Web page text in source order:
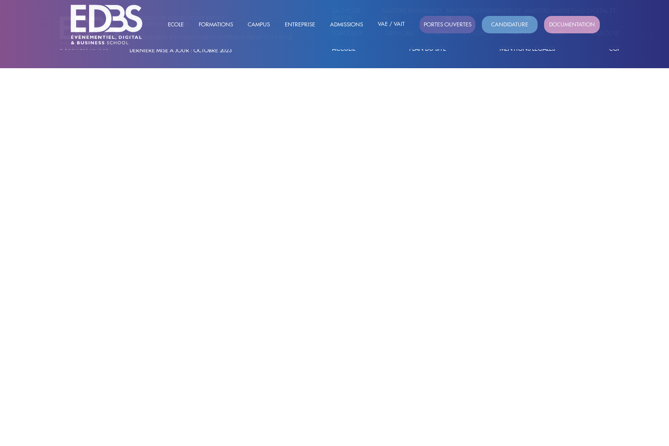
ECOLE FORMATIONS CAMPUS ENTREPRISE ADMISSIONS VAE / VAIT PORTES OUVERTES CANDIDATURE DOCUMENTATION
COPYRIGHT © 2026 EDUCTIVE GROUP.
TOUS DROITS RÉSERVÉS.
ÉTABLISSEMENT D'ENSEIGNEMENT SUPÉRIEUR PRIVÉ TECHNIQUE
DERNIÈRE MISE À JOUR : OCTOBRE 2023
IA
IA
LILLE LYON NANTES PARIS TOULOUSE
ACCUEIL PLAN DU SITE MENTIONS LÉGALES CGI